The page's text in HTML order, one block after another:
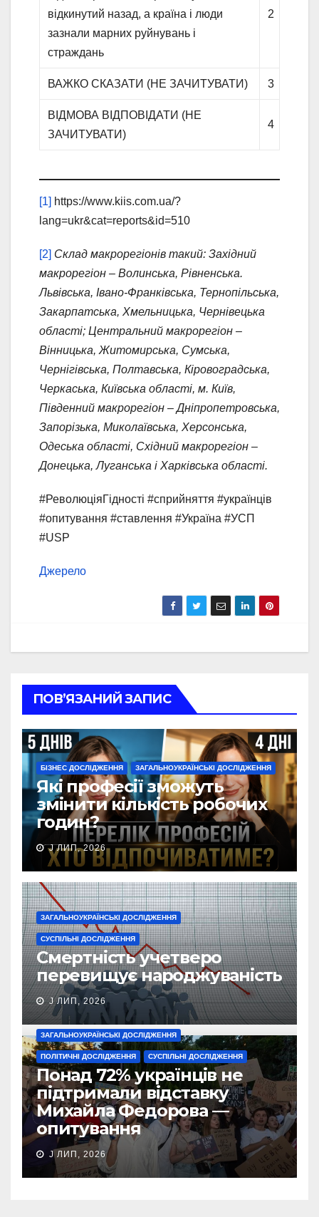
відкинутий назад, а країна і люди
зазнали марних руйнувань і
страждань
2
ВАЖКО СКАЗАТИ (НЕ ЗАЧИТУВАТИ) 3
ВІДМОВА ВІДПОВІДАТИ (НЕ
ЗАЧИТУВАТИ)
4
[1] https://www.kiis.com.ua/?
lang=ukr&cat=reports&id=510
[2] Склад макрорегіонів такий: Західний
макрорегіон – Волинська, Рівненська.
Львівська, Івано-Франківська, Тернопільська,
Закарпатська, Хмельницька, Чернівецька
області; Центральний макрорегіон –
Вінницька, Житомирська, Сумська,
Чернігівська, Полтавська, Кіровоградська,
Черкаська, Київська області, м. Київ,
Південний макрорегіон – Дніпропетровська,
Запорізька, Миколаївська, Херсонська,
Одеська області, Східний макрорегіон –
Донецька, Луганська і Харківська області.
#РеволюціяГідності #сприйняття #українців
#опитування #ставлення #Україна #УСП
#USP
Джерело
ПОВ’ЯЗАНИЙ ЗАПИС
БІЗНЕС ДОСЛІДЖЕННЯ ЗАГАЛЬНОУКРАЇНСЬКІ ДОСЛІДЖЕННЯ
Які професії зможуть
змінити кількість робочих
годин?
J ЛИП, 2026
ЗАГАЛЬНОУКРАЇНСЬКІ ДОСЛІДЖЕННЯ
СУСПІЛЬНІ ДОСЛІДЖЕННЯ
Смертність учетверо
перевищує народжуваність
J ЛИП, 2026
ЗАГАЛЬНОУКРАЇНСЬКІ ДОСЛІДЖЕННЯ
ПОЛІТИЧНІ ДОСЛІДЖЕННЯ СУСПІЛЬНІ ДОСЛІДЖЕННЯ
Понад 72% українців не
підтримали відставку
Михайла Федорова —
опитування
J ЛИП, 2026